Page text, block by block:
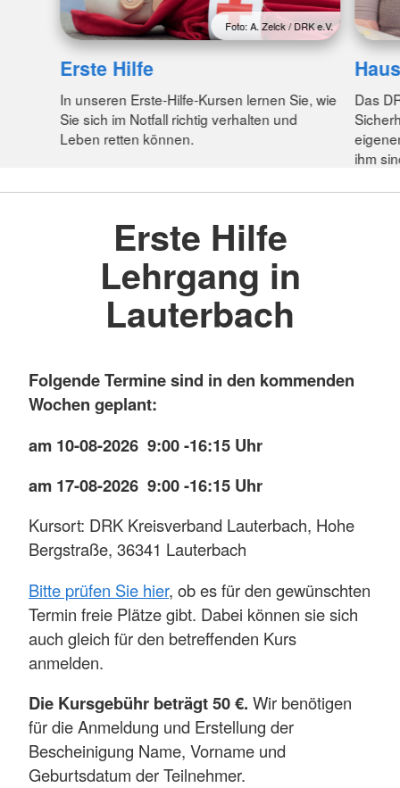
Foto: A. Zelck / DRK e.V.
Erste Hilfe
In unseren Erste-Hilfe-Kursen lernen Sie, wie
Sie sich im Notfall richtig verhalten und
Leben retten können.
Das
ihm
Erste Hilfe
Lehrgang in
Lauterbach
Folgende Termine sind in den kommenden
Wochen geplant:
am 10-08-2026 9:00 -16:15 Uhr
am 17-08-2026 9:00 -16:15 Uhr
Kursort: DRK Kreisverband Lauterbach, Hohe
Bergstraße, 36341 Lauterbach
Bitte prüfen Sie hier, ob es für den gewünschten
Termin freie Plätze gibt. Dabei können sie sich
auch gleich für den betreffenden Kurs
anmelden.
Die Kursgebühr beträgt 50 €. Wir benötigen
für die Anmeldung und Erstellung der
Bescheinigung Name, Vorname und
Geburtsdatum der Teilnehmer.